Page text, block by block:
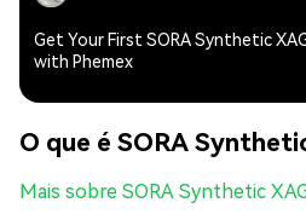
Get Your First SORA Synthetic
with Phemex
O que é SORA
Mais sobre SORA Synthetic